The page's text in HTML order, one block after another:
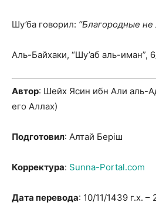
Шу’ба говорил: “Благородные не
Аль-Байхаки, “Шу’аб аль-иман”,
Автор: Шейх Ясин ибн Али аль-
его Аллах)
Подготовил: Алтай Беріш
Корректура: Sunna-Portal.com
Дата перевода: 10/11/1439 г.х. –